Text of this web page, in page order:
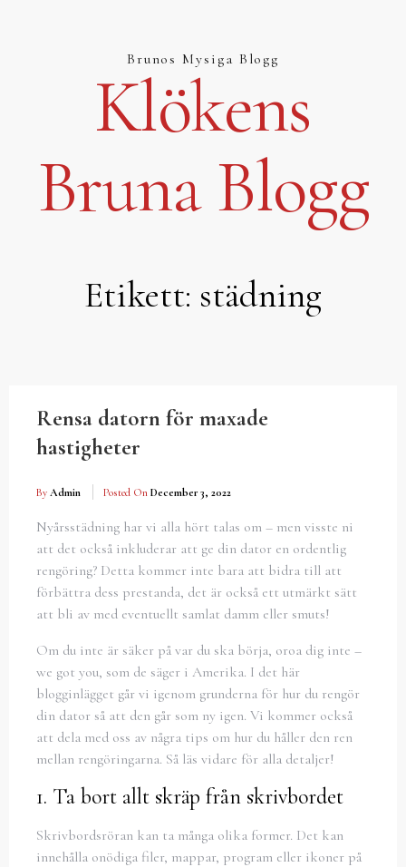
Brunos Mysiga Blogg
Klökens
Bruna Blogg
Etikett: städning
Rensa datorn för maxade
hastigheter
By Admin Posted On December 3, 2022
Nyårsstädning har vi alla hört talas om – men visste ni
att det också inkluderar att ge din dator en ordentlig
rengöring? Detta kommer inte bara att bidra till att
förbättra dess prestanda, det är också ett utmärkt sätt
att bli av med eventuellt samlat damm eller smuts!
Om du inte är säker på var du ska börja, oroa dig inte –
we got you, som de säger i Amerika. I det här
blogginlägget går vi igenom grunderna för hur du rengör
din dator så att den går som ny igen. Vi kommer också
att dela med oss av några tips om hur du håller den ren
mellan rengöringarna. Så läs vidare för alla detaljer!
1. Ta bort allt skräp från skrivbordet
Skrivbordsröran kan ta många olika former. Det kan
innehålla onödiga filer, mappar, program eller ikoner på